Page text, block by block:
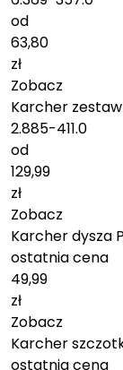
od
63,80
zł
Zobacz
Karcher zestaw
2.885-411.0
od
129,99
zł
Zobacz
Karcher dysza
ostatnia cena
49,99
zł
Zobacz
Karcher
ostatnia cena